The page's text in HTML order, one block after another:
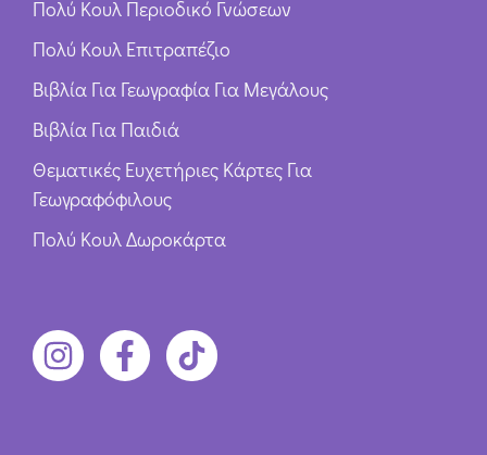
Πολύ Κουλ Περιοδικό Γνώσεων
Πολύ Κουλ Επιτραπέζιο
Βιβλία Για Γεωγραφία Για Μεγάλους
Βιβλία Για Παιδιά
Θεματικές Ευχετήριες Κάρτες Για
Γεωγραφόφιλους
Πολύ Κουλ Δωροκάρτα